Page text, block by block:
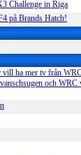
Challenge in Riga
på Brands Hatch!
ha mer tv från
och WRC